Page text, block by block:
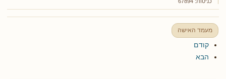
מעמד האישה
קודם
הבא